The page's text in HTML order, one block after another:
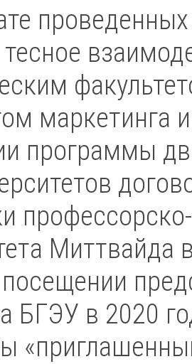
маркетинга
программы
Миттвайда
БГЭУ в 2020